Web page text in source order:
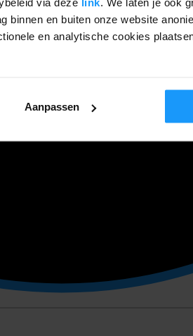
binnen en buiten onze website
en analytische cookies
Aanpassen